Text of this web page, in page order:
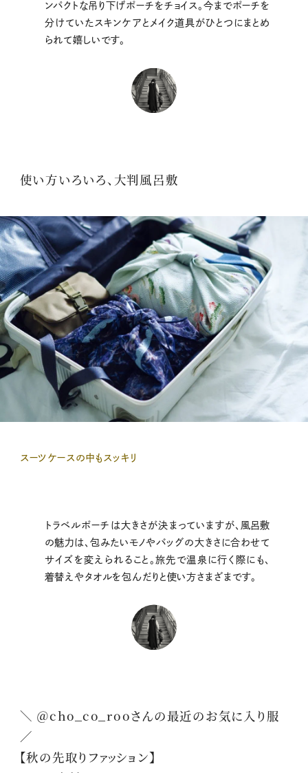
ンパクトな吊り下げポーチをチョイス。今までポーチを
分けていたスキンケアとメイク道具がひとつにまとめ
られて嬉しいです。
使い方いろいろ、大判風呂敷
スーツケースの中もスッキリ
トラベルポーチは大きさが決まっていますが、風呂敷
の魅力は、包みたいモノやバッグの大きさに合わせて
サイズを変えられること。旅先で温泉に行く際にも、
着替えやタオルを包んだりと使い方さまざまです。
＼ ＠cho_co_rooさんの最近のお気に入り服
／
【秋の先取りファッション】